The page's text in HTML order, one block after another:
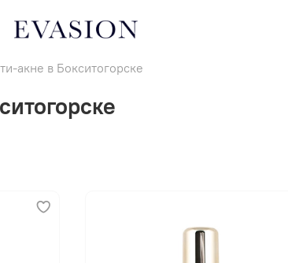
акне в Бокситогорске